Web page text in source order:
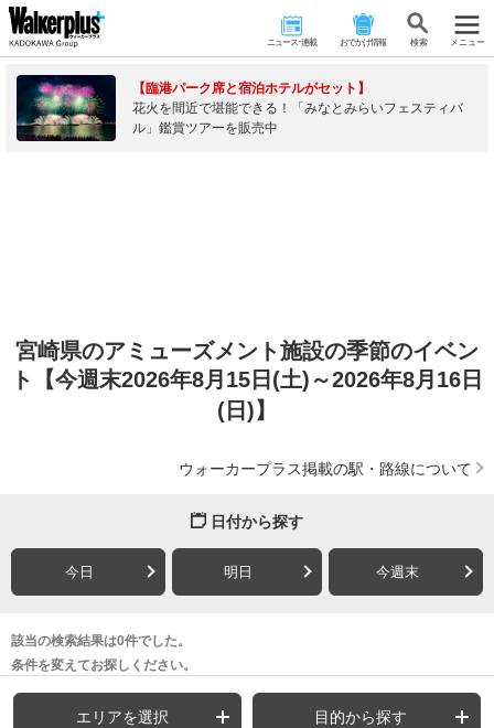
ニュース･連載 おでかけ情報 検 索 メニュー
【臨港パーク席と宿泊ホテルがセット】
花火を間近で堪能できる！「みなとみらいフェスティバ
ル」鑑賞ツアーを販売中
宮崎県のアミューズメント施設の季節のイベン
ト【今週末2026年8月15日(土)～2026年8月16日
(日)】
ウォーカープラス掲載の駅・路線について
日付から探す
今日 明日 今週末
該当の検索結果は0件でした。
条件を変えてお探しください。
エリアを選択 目的から探す